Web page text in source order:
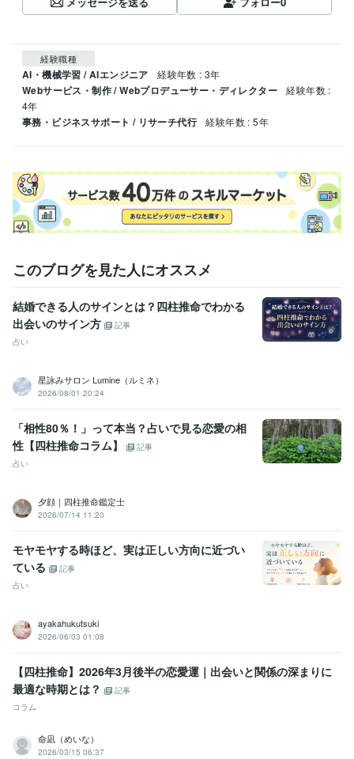
経験職種
AI・機械学習 / AIエンジニア 経験年数 : 3年
Webサービス・制作 / Webプロデューサー・ディレクター
経験年数 :
4年
事務・ビジネスサポート / リサーチ代行 経験年数 : 5年
このブログを見た人にオススメ
結婚できる人のサインとは？四柱推命でわかる
出会いのサイン方
記事
占い
星詠みサロン Lumine（ルミネ）
2026/08/01 20:24
「相性80％！」って本当？占いで見る恋愛の相
性【四柱推命コラム】
記事
占い
夕顔｜四柱推命鑑定士
2026/07/14 11:20
モヤモヤする時ほど、実は正しい方向に近づい
ている
記事
占い
ayakahukutsuki
2026/06/03 01:08
【四柱推命】2026年3月後半の恋愛運｜出会いと関係の深まりに
最適な時期とは？
記事
コラム
命凪（めいな）
2026/03/15 06:37